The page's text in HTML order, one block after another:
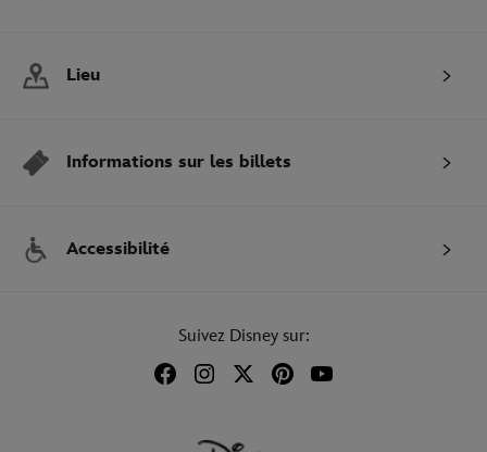
Lieu
Informations sur les billets
Accessibilité
Suivez Disney sur: